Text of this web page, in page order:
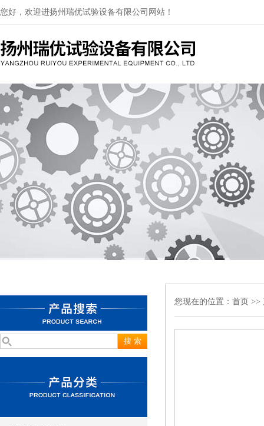
您好，欢迎进扬州瑞优试验设备有限公司网站！
您现在的位置： 首页 >>